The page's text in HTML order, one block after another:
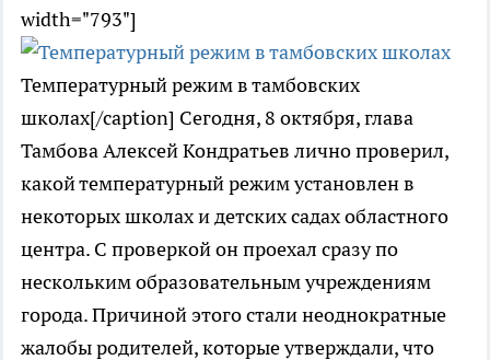
width="793"]
Температурный режим в тамбовских
школах[/caption] Сегодня, 8 октября, глава
Тамбова Алексей Кондратьев лично проверил,
какой температурный режим установлен в
некоторых школах и детских садах областного
центра. С проверкой он проехал сразу по
нескольким образовательным учреждениям
города. Причиной этого стали неоднократные
жалобы родителей, которые утверждали, что